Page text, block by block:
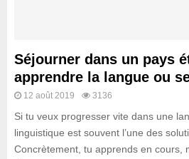
Séjourner dans un pays
apprendre la langue ou
12 août 2019 3136
Si tu veux progresser vite dans une
linguistique est souvent l’une des
Concrètement, tu apprends en cours,